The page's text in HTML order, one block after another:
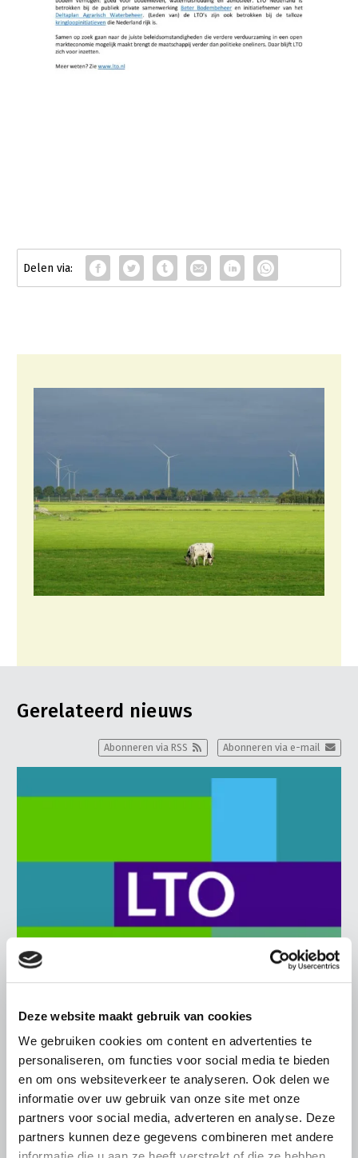
Deze website maakt gebruik van cookies
We gebruiken cookies om content en advertenties te
personaliseren, om functies voor social media te bieden
en om ons websiteverkeer te analyseren. Ook delen we
informatie over uw gebruik van onze site met onze
partners voor social media, adverteren en analyse. Deze
partners kunnen deze gegevens combineren met andere
Gerelateerd nieuws
Abonneren via e-mail
Abonneren via RSS
BELANGRIJKE INFORMATIE
6 AUGUSTUS 2026
LTO sluit aan bij demonstratie tegen
dreigende onteigening
pluimveehouders
ZLTO, LLTB, LTO Noord en LTO Nederland roepen hun